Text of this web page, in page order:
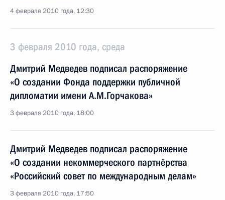
4 февраля 2010 года, 12:30
3 февраля 2010 года, среда
Дмитрий Медведев подписал распоряжение
«О создании Фонда поддержки публичной
дипломатии имени А.М.Горчакова»
3 февраля 2010 года, 18:00
Дмитрий Медведев подписал распоряжение
«О создании некоммерческого партнёрства
«Российский совет по международным делам»
3 февраля 2010 года, 17:50